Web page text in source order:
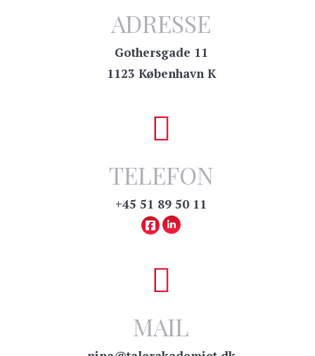
ADRESSE
Gothersgade 11
1123 København K
TELEFON
+45 51 89 50 11
https://www.facebook.com/
https://www.linkedin.com/
MAIL